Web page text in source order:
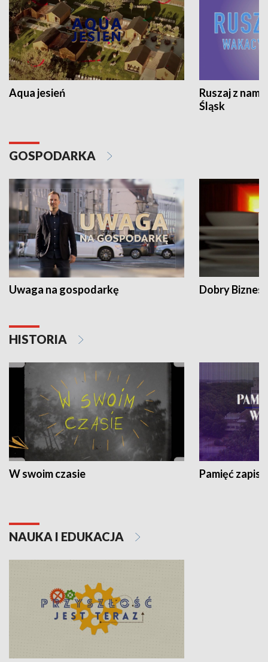
Aqua jesień
Ruszaj z
Śląsk
GOSPODARKA
Uwaga na gospodarkę Dobry Biznes
HISTORIA
W swoim czasie Pamięć
NAUKA I EDUKACJA